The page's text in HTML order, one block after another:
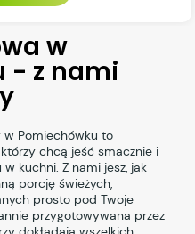
w
- z nami
Pomiechówku to
chcą jeść smacznie i
kuchni. Z nami jesz, jak
porcję świeżych,
prosto pod Twoje
przygotowywana przez